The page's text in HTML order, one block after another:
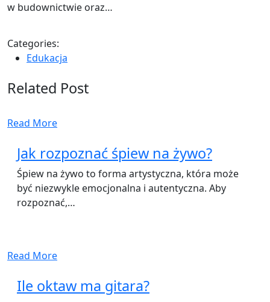
w budownictwie oraz…
Categories:
Edukacja
Related Post
Read More
Jak rozpoznać śpiew na żywo?
Śpiew na żywo to forma artystyczna, która może
być niezwykle emocjonalna i autentyczna. Aby
rozpoznać,…
Read More
Ile oktaw ma gitara?